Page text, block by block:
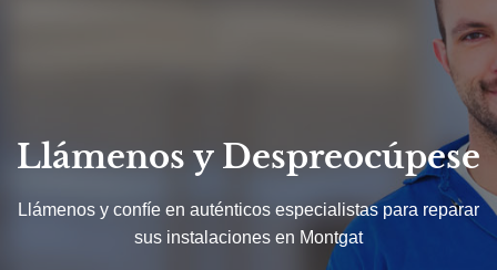
Llámenos y Despreocúpese
Llámenos y confíe en auténticos especialistas para reparar
sus instalaciones en Montgat